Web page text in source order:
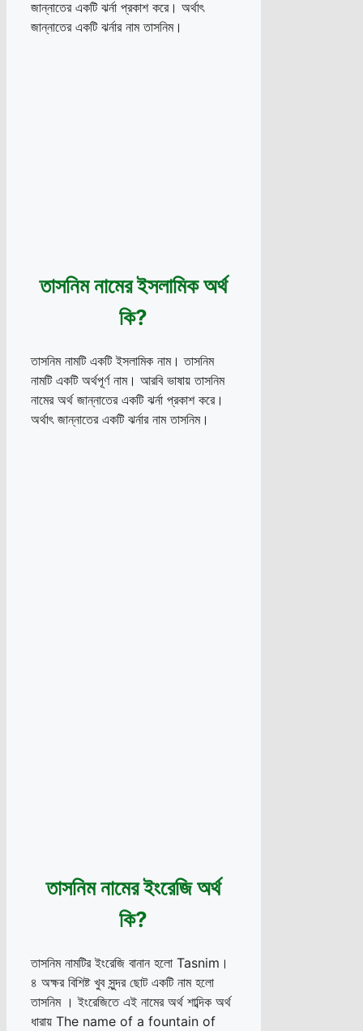
জান্নাতের একটি ঝর্না প্রকাশ করে। অর্থাৎ
জান্নাতের একটি ঝর্নার নাম তাসনিম।
তাসনিম নামের ইসলামিক অর্থ
কি?
তাসনিম নামটি একটি ইসলামিক নাম। তাসনিম
নামটি একটি অর্থপূর্ণ নাম। আরবি ভাষায় তাসনিম
নামের অর্থ জান্নাতের একটি ঝর্না প্রকাশ করে।
অর্থাৎ জান্নাতের একটি ঝর্নার নাম তাসনিম।
তাসনিম নামের ইংরেজি অর্থ
কি?
তাসনিম নামটির ইংরেজি বানান হলো Tasnim।
৪ অক্ষর বিশিষ্ট খুব সুন্দর ছোট একটি নাম হলো
তাসনিম । ইংরেজিতে এই নামের অর্থ শাব্দিক অর্থ
ধারায় The name of a fountain of